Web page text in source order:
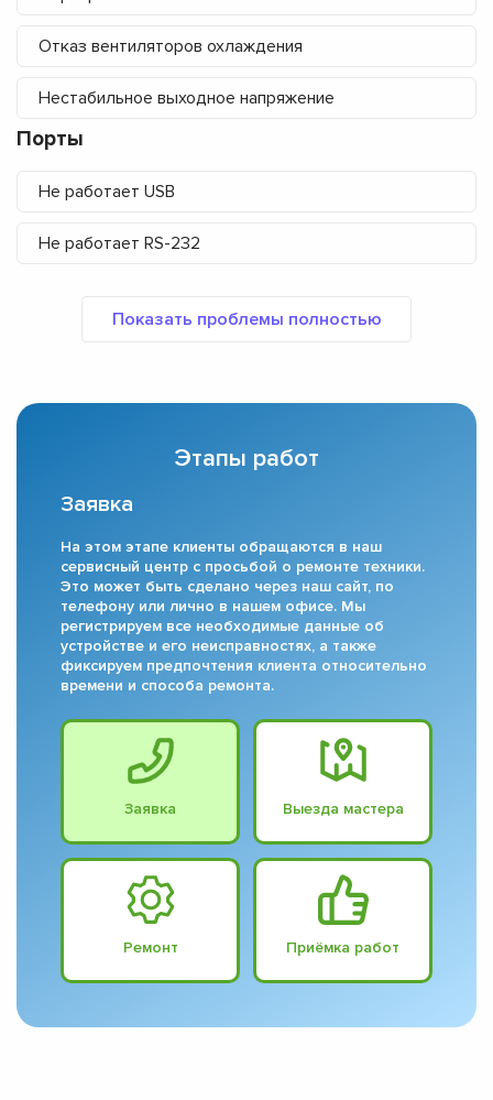
Отказ вентиляторов охлаждения
Нестабильное выходное напряжение
Порты
Не работает USB
Не работает RS-232
Этапы работ
Заявка
На этом этапе клиенты обращаются в наш
сервисный центр с просьбой о ремонте техники.
Это может быть сделано через наш сайт, по
телефону или лично в нашем офисе. Мы
регистрируем все необходимые данные об
устройстве и его неисправностях, а также
фиксируем предпочтения клиента относительно
времени и способа ремонта.
Заявка Выезда мастера
Ремонт Приёмка работ